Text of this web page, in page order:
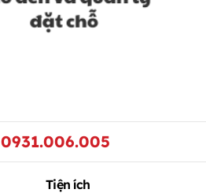
0931.006.005
Tiện ích